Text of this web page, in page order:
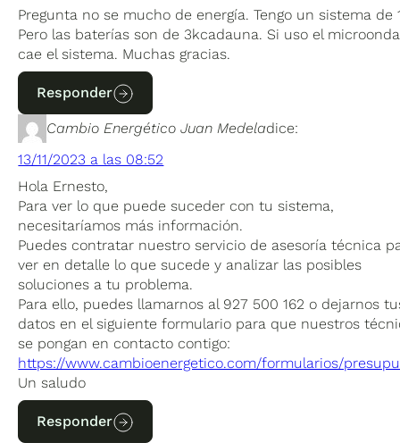
Pregunta no se mucho de energía. Tengo un sistema de
Pero las baterías son de 3kcadauna. Si uso el
cae el sistema. Muchas gracias.
Responder
Cambio Energético Juan Medeladice:
13/11/2023 a las 08:52
Hola Ernesto,
Para ver lo que puede suceder con tu sistema,
necesitaríamos más información.
Puedes contratar nuestro servicio de asesoría técnica
ver en detalle lo que sucede y analizar las posibles
soluciones a tu problema.
Para ello, puedes llamarnos al 927 500 162 o dejarnos
datos en el siguiente formulario para que nuestros
se pongan en contacto contigo:
https://www.cambioenergetico.com/formularios/
Un saludo
Responder